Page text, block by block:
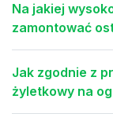
Na jakiej
zamontować
Jak zgodnie z
żyletkowy na